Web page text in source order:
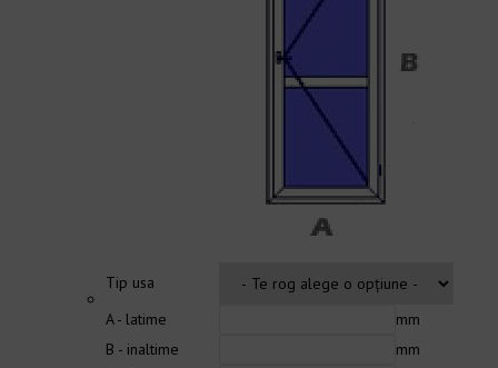
Tip usa
A - latime
mm
B - inaltime
mm